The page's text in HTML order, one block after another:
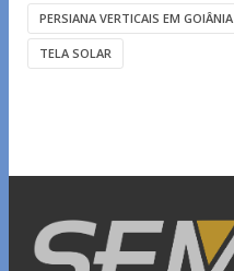
PERSIANA VERTICAIS EM GOIÂNIA
TELA SOLAR